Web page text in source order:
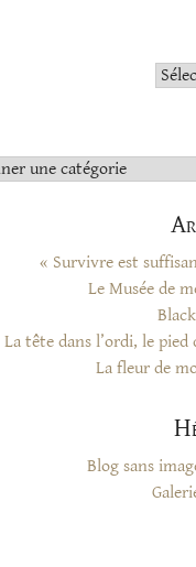
« Survivre est
Le Musée de
La tête dans l’ordi, le
La fleur de
Blog sans